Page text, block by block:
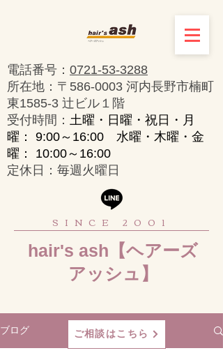
SINCE 2001
hair's ash【ヘアーズ
アッシュ】
電話番号： 0721-53-3288
所在地：〒586-0003 河内長野市楠町
東1585-3 辻ビル１階
​受付時間： 土曜・日曜・祝日・月
曜： 9:00～16:00 水曜・木曜・金
曜： 10:00～16:00
定休日：毎週火曜日
ブログ ご相談はこちら